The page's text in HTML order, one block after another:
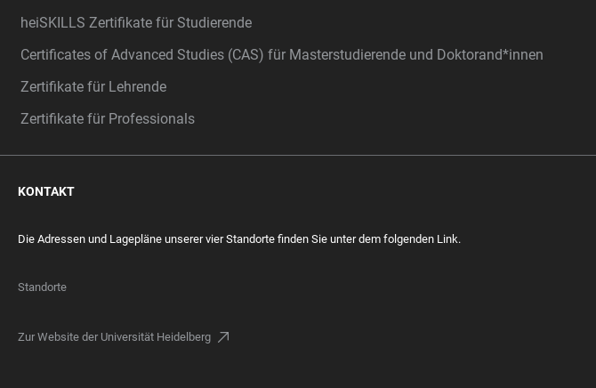
heiSKILLS Zertifikate für Studierende
Certificates of Advanced Studies (CAS) für Masterstudierende und Doktorand*innen
Zertifikate für Lehrende
Zertifikate für Professionals
KONTAKT
Die Adressen und Lagepläne unserer vier Standorte finden Sie unter dem folgenden Link.
Standorte
Zur Website der Universität Heidelberg